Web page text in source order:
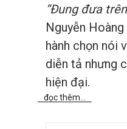
“Đung đưa
Nguyễn
hành chọn nói
diễn tả nhưng
hiện đại.
đọc thêm...